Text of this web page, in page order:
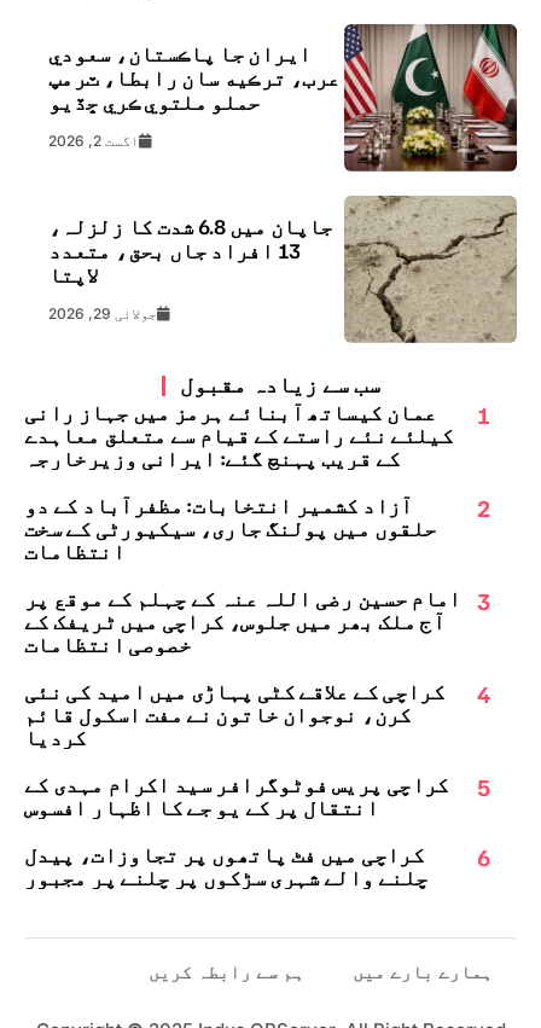
ايران جا پاڪستان، سعودي
عرب، ترڪيه سان رابطا، ٽرمپ
حملو ملتوي ڪري ڇڏيو
اگست 2, 2026
جاپان میں 6.8 شدت کا زلزلہ،
13 افراد جاں بحق، متعدد
لاپتا
جولائی 29, 2026
سب سے زیادہ مقبول
1
عمان کیساتھ آبنائے ہرمز میں جہاز رانی
کیلئے نئے راستے کے قیام سے متعلق معاہدے
کے قریب پہنچ گئے: ایرانی وزیرخارجہ
2
آزاد کشمیر انتخابات: مظفرآباد کے دو
حلقوں میں پولنگ جاری، سیکیورٹی کے سخت
انتظامات
3
امام حسین رضی اللہ عنہ کے چہلم کے موقع پر
آج ملک بھر میں جلوس، کراچی میں ٹریفک کے
خصوصی انتظامات
4
کراچی کے علاقے کٹی پہاڑی میں امید کی نئی
کرن، نوجوان خاتون نے مفت اسکول قائم
کردیا
5
کراچی پریس فوٹوگرافر سید اکرام مہدی کے
انتقال پر کے یو جے کا اظہارِ افسوس
6
کراچی میں فٹ پاتھوں پر تجاوزات، پیدل
چلنے والے شہری سڑکوں پر چلنے پر مجبور
ہمارے بارے میں ہم سے رابطہ کریں